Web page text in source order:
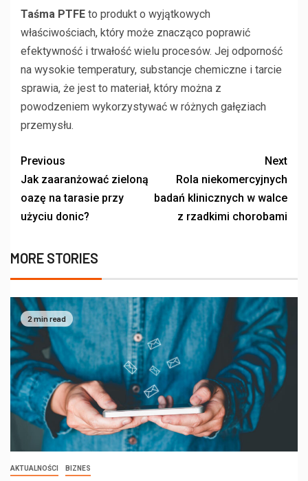
Taśma PTFE to produkt o wyjątkowych
właściwościach, który może znacząco poprawić
efektywność i trwałość wielu procesów. Jej odporność
na wysokie temperatury, substancje chemiczne i tarcie
sprawia, że jest to materiał, który można z
powodzeniem wykorzystywać w różnych gałęziach
przemysłu.
Previous
Jak zaaranżować zieloną
oazę na tarasie przy
użyciu donic?
Next
Rola niekomercyjnych
badań klinicznych w walce
z rzadkimi chorobami
MORE STORIES
2 min read
AKTUALNOŚCI BIZNES